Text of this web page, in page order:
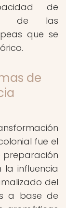
de
de las
que se
de
fue el
preparación
influencia
del
a base de